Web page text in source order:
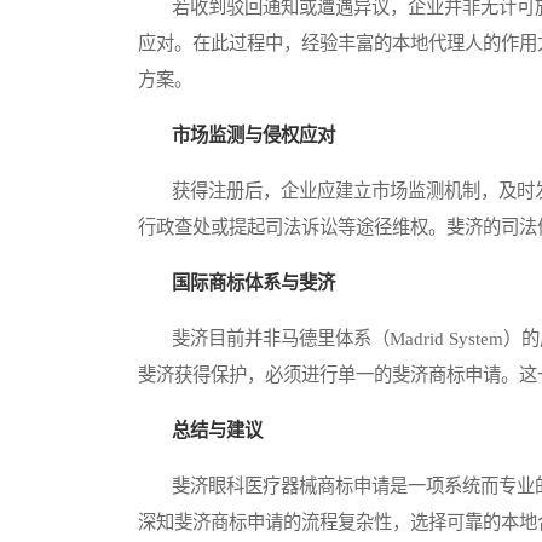
若收到驳回通知或遭遇异议，企业并非无计可
应对。在此过程中，经验丰富的本地代理人的作
方案。
市场监测与侵权应对
获得注册后，企业应建立市场监测机制，及时
行政查处或提起司法诉讼等途径维权。斐济的司
国际商标体系与斐济
斐济目前并非马德里体系（Madrid System）
斐济获得保护，必须进行单一的斐济商标申请。
总结与建议
斐济眼科医疗器械商标申请是一项系统而专业
深知斐济商标申请的流程复杂性，选择可靠的本